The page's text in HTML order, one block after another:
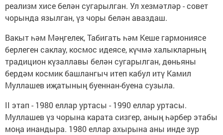
реализм хисе белән сугарылган. Ул хезмәтләр - совет
чорында язылган, үз чоры белән аваздаш.
Вакыт һәм Мәңгелек, Табигать һәм Кеше гармониясе
берлеген саклау, космос идеясе, күчмә халыкларның
традицион күзаллавы белән сугарылган, дөньяны
бердәм космик башлангыч итеп кабул итү Камил
Муллашев иҗатының буеннан-буена сузыла.
II этап - 1980 еллар уртасы - 1990 еллар уртасы.
Муллашев үз чорына карата сизгер, аның һәрбер этабы
моңа инандыра. 1980 еллар ахырына аны инде зур